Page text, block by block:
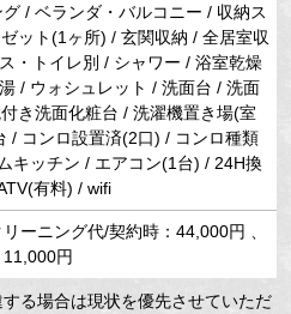
/ ベランダ・バルコニー / 収納ス
ット(1ヶ所) / 玄関収納 / 全居室収
・トイレ別 / シャワー / 浴室乾燥
/ ウォシュレット / 洗面台 / 洗面
き洗面化粧台 / 洗濯機置き場(室
/ コンロ設置済(2口) / コンロ種類
キッチン / エアコン(1台) / 24H換
有料) / wifi
ーニング代/契約時：44,000円 、
円
る場合は現状を優先させていただ